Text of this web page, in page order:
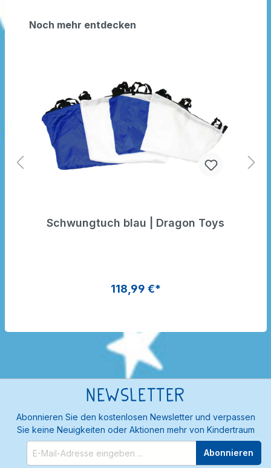
Noch mehr entdecken
Schwungtuch blau | Dragon Toys
118,99 €*
Newsletter
Abonnieren Sie den kostenlosen Newsletter und verpassen
Sie keine Neuigkeiten oder Aktionen mehr von Kindertraum
Abonnieren